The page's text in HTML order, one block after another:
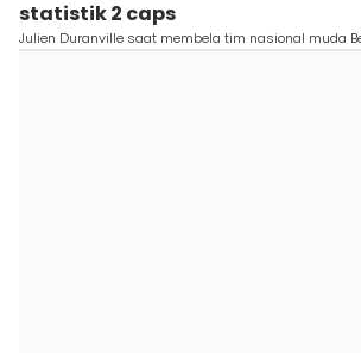
statistik 2 caps
Julien Duranville saat membela tim nasional muda